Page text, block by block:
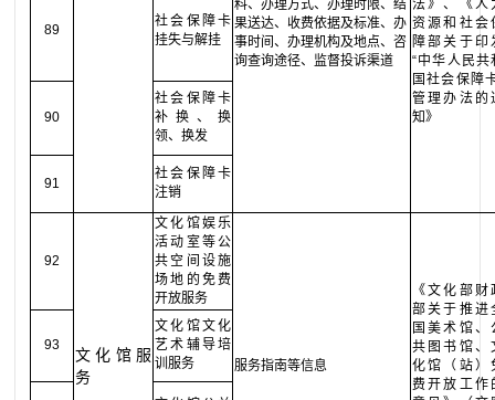
料、办理方式、办理时限、结
果送达、收费依据及标准、办
事时间、办理机构及地点、咨
询查询途径、监督投诉渠道
法》、《人
资源和社会
障部关于印
“中华人民共
国社会保障
管理办法的
知》
89
社会保障卡
挂失与解挂
90
社会保障卡
补换、换
领、换发
91
社会保障卡
注销
92
文化馆服
务
文化馆娱乐
活动室等公
共空间设施
场地的免费
开放服务
服务指南等信息
《文化部财
部关于推进
国美术馆、
共图书馆、
化馆（站）
费开放工作
93
文化馆文化
艺术辅导培
训服务